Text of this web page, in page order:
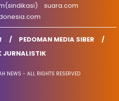
suara.com
PEDOMAN MEDIA SIBER
JURNALISTIK
NEWS - ALL RIGHTS RESERVED